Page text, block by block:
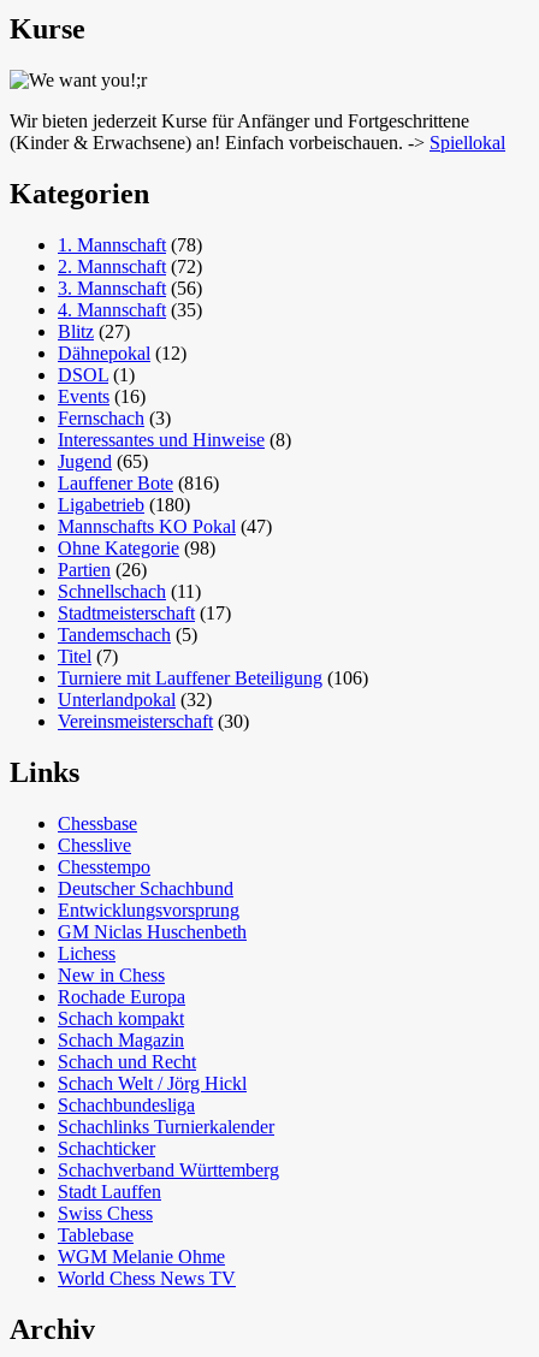
Kurse
Wir bieten jederzeit Kurse für Anfänger und Fortgeschrittene
(Kinder & Erwachsene) an! Einfach vorbeischauen. -> Spiellokal
Kategorien
1. Mannschaft (78)
2. Mannschaft (72)
3. Mannschaft (56)
4. Mannschaft (35)
Blitz (27)
Dähnepokal (12)
DSOL (1)
Events (16)
Fernschach (3)
Interessantes und Hinweise (8)
Jugend (65)
Lauffener Bote (816)
Ligabetrieb (180)
Mannschafts KO Pokal (47)
Ohne Kategorie (98)
Partien (26)
Schnellschach (11)
Stadtmeisterschaft (17)
Tandemschach (5)
Titel (7)
Turniere mit Lauffener Beteiligung (106)
Unterlandpokal (32)
Vereinsmeisterschaft (30)
Links
Chessbase
Chesslive
Chesstempo
Deutscher Schachbund
Entwicklungsvorsprung
GM Niclas Huschenbeth
Lichess
New in Chess
Rochade Europa
Schach kompakt
Schach Magazin
Schach und Recht
Schach Welt / Jörg Hickl
Schachbundesliga
Schachlinks Turnierkalender
Schachticker
Schachverband Württemberg
Stadt Lauffen
Swiss Chess
Tablebase
WGM Melanie Ohme
World Chess News TV
Archiv